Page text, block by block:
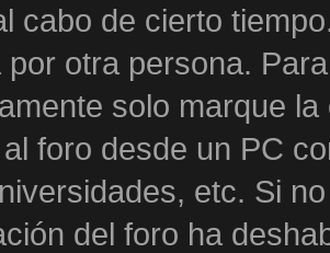
cabo de cierto
por otra persona.
solo marque
foro desde un PC
etc. Si
del foro ha